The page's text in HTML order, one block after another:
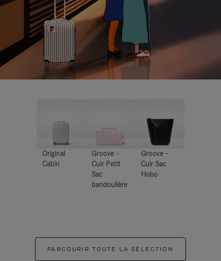
Original
Cabin
Groove -
Cuir Petit
Sac
bandoulière
Groove -
Cuir Sac
Hobo
PARCOURIR TOUTE LA SÉLECTION